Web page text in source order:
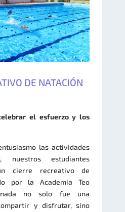
DE NATACIÓN
el esfuerzo y los
las actividades
estudiantes
cierre recreativo de
por la Academia Teo
no solo fue una
y disfrutar, sino